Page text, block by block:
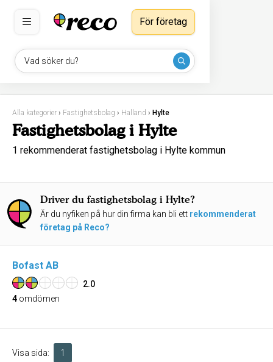
Vad söker du?
För företag
Alla kategorier › Fastighetsbolag › Halland › Hylte
Fastighetsbolag i Hylte
1 rekommenderat fastighetsbolag i Hylte kommun
Driver du fastighetsbolag i Hylte?
Är du nyfiken på hur din firma kan bli ett rekommenderat
företag på Reco?
Bofast AB
2.0
4 omdömen
Visa sida: 1